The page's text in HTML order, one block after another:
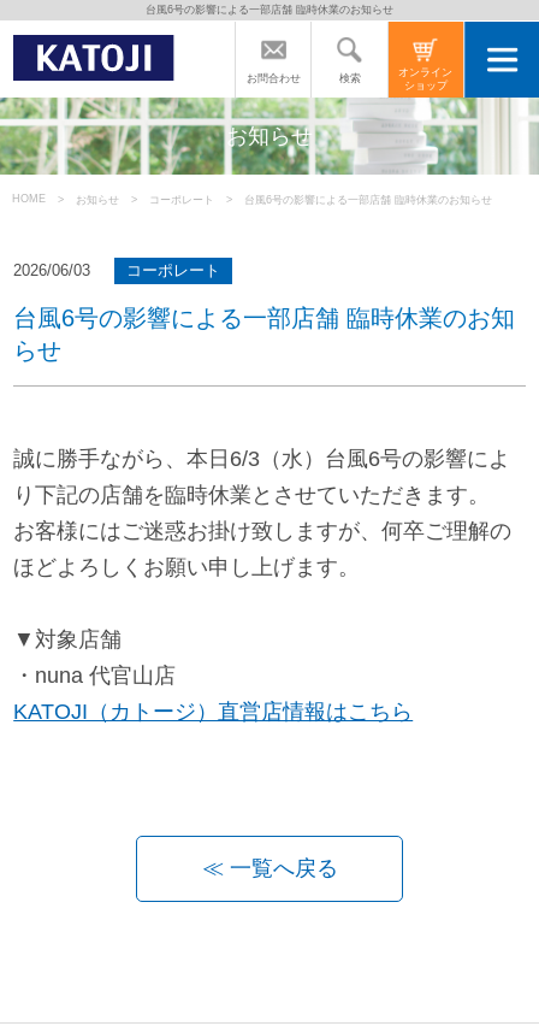
トップページ
カトージの商品
カトージについて
会社案内
お問い合わせ
KATOJI TV
お問合わせ 検索
オンライン
ショップ
台風6号の影響による一部店舗 臨時休業のお知らせ
お知らせ
HOME お知らせ コーポレート 台風6号の影響による一部店舗 臨時休業のお知らせ
2026/06/03 コーポレート
台風6号の影響による一部店舗 臨時休業のお知
らせ
誠に勝手ながら、本日6/3（水）台風6号の影響によ
り下記の店舗を臨時休業とさせていただきます。
お客様にはご迷惑お掛け致しますが、何卒ご理解の
ほどよろしくお願い申し上げます。
▼対象店舗
・nuna 代官山店
KATOJI（カトージ）直営店情報はこちら
≪ 一覧へ戻る